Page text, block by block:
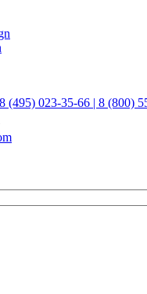
8 (495) 023-35-66 | 8 (800)